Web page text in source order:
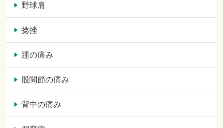
野球肩
捻挫
踵の痛み
股関節の痛み
背中の痛み